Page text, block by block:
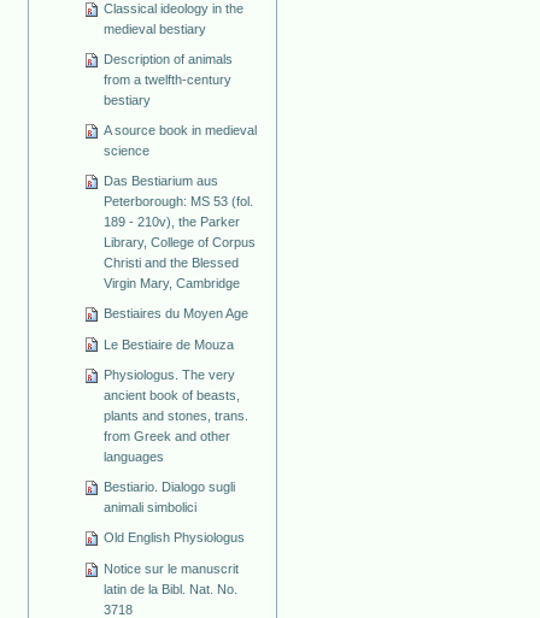
Classical ideology in the
medieval bestiary
Description of animals
from a twelfth-century
bestiary
A source book in medieval
science
Das Bestiarium aus
Peterborough: MS 53 (fol.
189 - 210v), the Parker
Library, College of Corpus
Christi and the Blessed
Virgin Mary, Cambridge
Bestiaires du Moyen Age
Le Bestiaire de Mouza
Physiologus. The very
ancient book of beasts,
plants and stones, trans.
from Greek and other
languages
Bestiario. Dialogo sugli
animali simbolici
Old English Physiologus
Notice sur le manuscrit
latin de la Bibl. Nat. No.
3718